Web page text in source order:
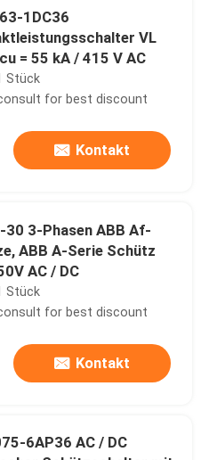
1DC36
VL
= 55 kA / 415 V AC
Stück
for best discount
Kontakt
30 3-Phasen ABB Af-
ABB A-Serie Schütz
AC / DC
Stück
for best discount
Kontakt
6AP36 AC / DC